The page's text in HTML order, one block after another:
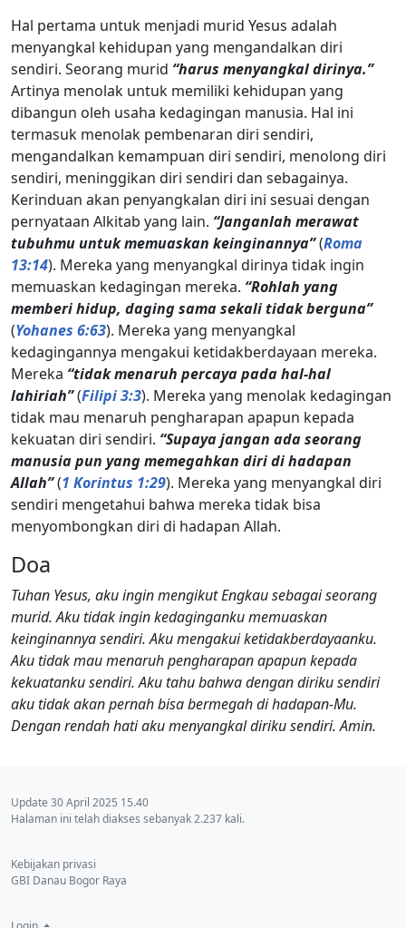
Hal pertama untuk menjadi murid Yesus adalah
menyangkal kehidupan yang mengandalkan diri
sendiri. Seorang murid “harus menyangkal dirinya.”
Artinya menolak untuk memiliki kehidupan yang
dibangun oleh usaha kedagingan manusia. Hal ini
termasuk menolak pembenaran diri sendiri,
mengandalkan kemampuan diri sendiri, menolong diri
sendiri, meninggikan diri sendiri dan sebagainya.
Kerinduan akan penyangkalan diri ini sesuai dengan
pernyataan Alkitab yang lain. “Janganlah merawat
tubuhmu untuk memuaskan keinginannya”(Roma
13:14). Mereka yang menyangkal dirinya tidak ingin
memuaskan kedagingan mereka. “Rohlah yang
memberi hidup, daging sama sekali tidak berguna”
(Yohanes 6:63). Mereka yang menyangkal
kedagingannya mengakui ketidakberdayaan mereka.
Mereka “tidak menaruh percaya pada hal-hal
lahiriah”(Filipi 3:3). Mereka yang menolak kedagingan
tidak mau menaruh pengharapan apapun kepada
kekuatan diri sendiri. “Supaya jangan ada seorang
manusia pun yang memegahkan diri di hadapan
Allah”(1 Korintus 1:29). Mereka yang menyangkal diri
sendiri mengetahui bahwa mereka tidak bisa
menyombongkan diri di hadapan Allah.
Doa
Tuhan Yesus, aku ingin mengikut Engkau sebagai seorang
murid. Aku tidak ingin kedaginganku memuaskan
keinginannya sendiri. Aku mengakui ketidakberdayaanku.
Aku tidak mau menaruh pengharapan apapun kepada
kekuatanku sendiri. Aku tahu bahwa dengan diriku sendiri
aku tidak akan pernah bisa bermegah di hadapan-Mu.
Dengan rendah hati aku menyangkal diriku sendiri. Amin.
Update 30 April 2025 15.40
Halaman ini telah diakses sebanyak 2.237 kali.
Kebijakan privasi
GBI Danau Bogor Raya